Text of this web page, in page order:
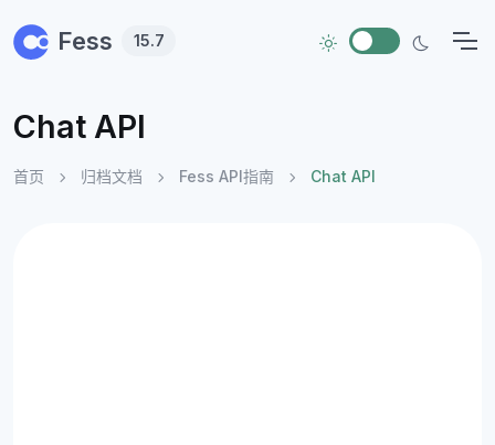
Fess 15.7
Chat API
首页 归档文档 Fess API指南 Chat API